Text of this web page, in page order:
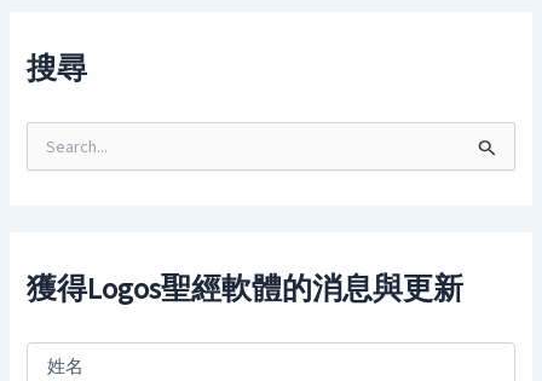
搜尋
f
o
:
獲得Logos聖經軟體的消息與更新